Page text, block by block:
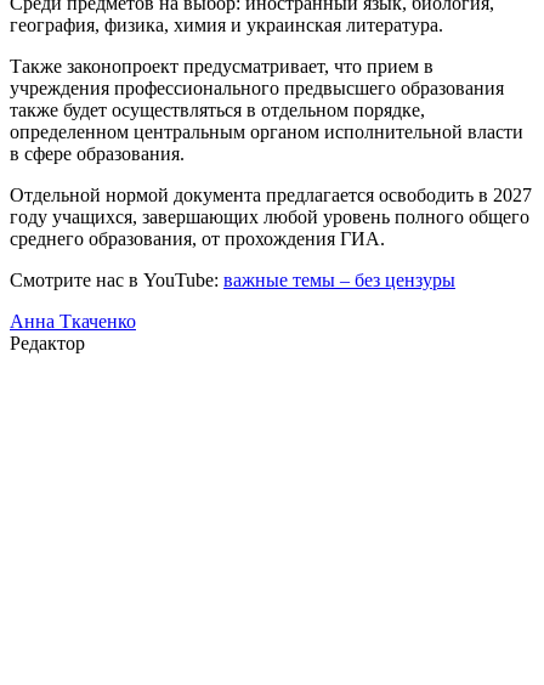
география, физика, химия и украинская литература.
Также законопроект предусматривает, что прием в
учреждения профессионального предвысшего образования
также будет осуществляться в отдельном порядке,
определенном центральным органом исполнительной власти
в сфере образования.
Отдельной нормой документа предлагается освободить в 2027
году учащихся, завершающих любой уровень полного общего
среднего образования, от прохождения ГИА.
Смотрите нас в YouTube: важные темы – без цензуры
Анна Ткаченко
Редактор